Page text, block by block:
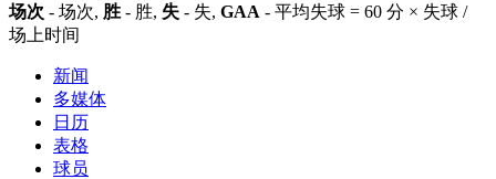
场次 - 场次, 胜 - 胜, 失 - 失, GAA - 平均失球 = 60 分 × 失球 /
场上时间
新闻
多媒体
日历
表格
球员